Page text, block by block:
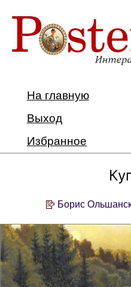
На главную
Выход
Избранное
Борис